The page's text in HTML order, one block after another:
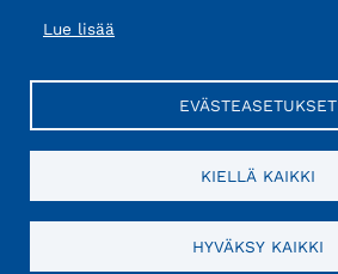
Lue lisää
EVÄSTEASETUKSET
KIELLÄ KAIKKI
HYVÄKSY KAIKKI